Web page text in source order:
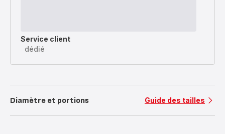
Service client
dédié
Diamètre et portions Guide des tailles